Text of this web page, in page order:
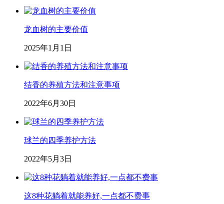
龙血树的主要价值
2025年1月1日
结香的养殖方法和注意事项
2022年6月30日
球兰的四季养护方法
2022年5月3日
这8种花躺着就能养好,一点都不费事